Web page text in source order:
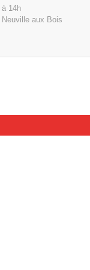
à 14h
Neuville aux Bois